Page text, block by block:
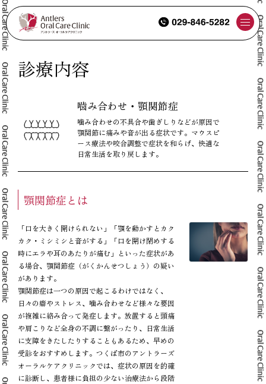
つくばの歯医者で顎の痛みや違和感を改善｜アントラーズの噛み合わせ・顎関節症
診療内容
噛み合わせ・顎関節症
噛み合わせの不具合や歯ぎしりなどが原因で
顎関節に痛みや音が出る症状です。マウスピ
ース療法や咬合調整で症状を和らげ、快適な
日常生活を取り戻します。
顎関節症とは
「口を大きく開けられない」「顎を動かすとカク
カク・ミシミシと音がする」「口を開け閉めする
時にエラや耳のあたりが痛む」といった症状があ
る場合、顎関節症（がくかんせつしょう）の疑い
があります。
顎関節症は一つの原因で起こるわけではなく、
日々の癖やストレス、噛み合わせなど様々な要因
が複雑に絡み合って発症します。放置すると頭痛
や肩こりなど全身の不調に繋がったり、日常生活
に支障をきたしたりすることもあるため、早めの
受診をおすすめします。つくば市のアントラーズ
オーラルケアクリニックでは、症状の原因を的確
に診断し、患者様に負担の少ない治療法から段階